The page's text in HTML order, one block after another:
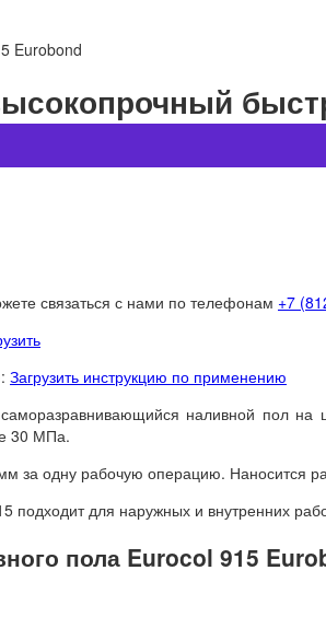
связаться с нами по телефонам +7
Загрузить инструкцию по применению
наливной пол на
30 МПа.
за одну рабочую операцию. Наносится
подходит для наружных и внутренних
пола Eurocol 915